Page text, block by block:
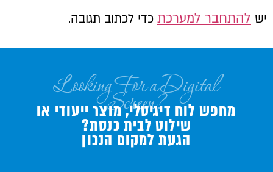
יש להתחבר למערכת כדי לכתוב תגובה.
Looking For a Digital
Screen?
מחפש לוח דיגיטלי, מוצר ייעודי או
שילוט לבית כנסת?
הגעת למקום הנכון